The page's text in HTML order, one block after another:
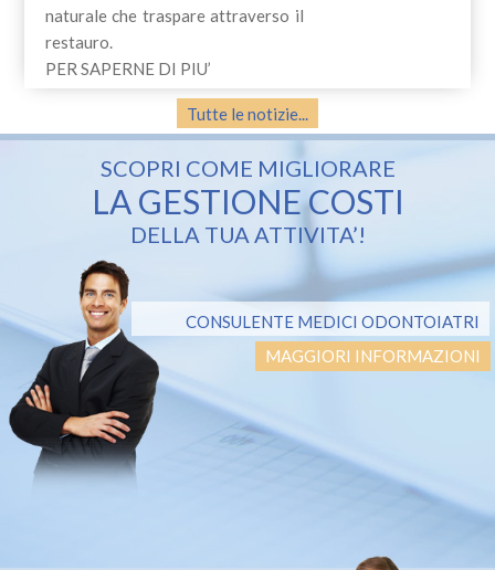
naturale che traspare attraverso il
restauro.
PER SAPERNE DI PIU’
Tutte le notizie...
SCOPRI COME MIGLIORARE
LA GESTIONE COSTI
DELLA TUA ATTIVITA’!
CONSULENTE MEDICI ODONTOIATRI
MAGGIORI INFORMAZIONI